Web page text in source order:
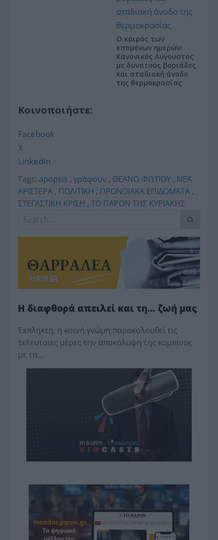
Ο καιρός των
επομένων ημερών:
Κανονικός Αύγουστος
με δυνατούς βοριάδες
και σταδιακή άνοδο
της θερμοκρασίας
Κοινοποιήστε:
Facebook
X
LinkedIn
Tags: apopsis ,γράφουν , ΘΕΑΝΩ ΦΩΤΙΟΥ , ΝΕΑ
ΑΡΙΣΤΕΡΑ , ΠΟΛΙΤΙΚΗ , ΠΡΟΝΟΙΑΚΑ ΕΠΙΔΟΜΑΤΑ ,
ΣΤΕΓΑΣΤΙΚΗ ΚΡΙΣΗ ,ΤΟ ΠΑΡΟΝ ΤΗΣ ΚΥΡΙΑΚΗΣ
Η διαφθορά απειλεί και τη… ζωή μας
Έκπληκτη, η κοινή γνώμη παρακολουθεί τις
τελευταίες μέρες την αποκάλυψη της κο­μπίνας
με τα…